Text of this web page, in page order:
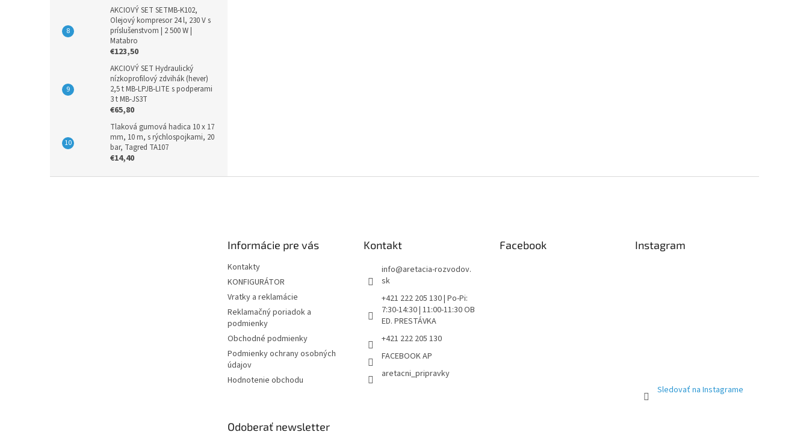
AKCIOVÝ SET SETMB-K102,
Olejový kompresor 24 l, 230 V s
príslušenstvom | 2 500 W |
Matabro
€123,50
AKCIOVÝ SET Hydraulický
nízkoprofilový zdvihák (hever)
2,5 t MB-LPJB-LITE s podperami
3 t MB-JS3T
€65,80
Tlaková gumová hadica 10 x 17
mm, 10 m, s rýchlospojkami, 20
bar, Tagred TA107
€14,40
Informácie pre vás
Kontakty
KONFIGURÁTOR
Vratky a reklamácie
Reklamačný poriadok a
podmienky
Obchodné podmienky
Podmienky ochrany osobných
údajov
Hodnotenie obchodu
Kontakt
info@aretacia-rozvodov.
sk
+421 222 205 130 | Po-Pi:
7:30-14:30 | 11:00-11:30 OB
ED. PRESTÁVKA
+421 222 205 130
FACEBOOK AP
aretacni_pripravky
Facebook Instagram
Sledovať na Instagrame
Odoberať newsletter